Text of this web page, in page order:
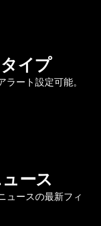
イプ
ート設定可能。
ース
ュースの最新フィ